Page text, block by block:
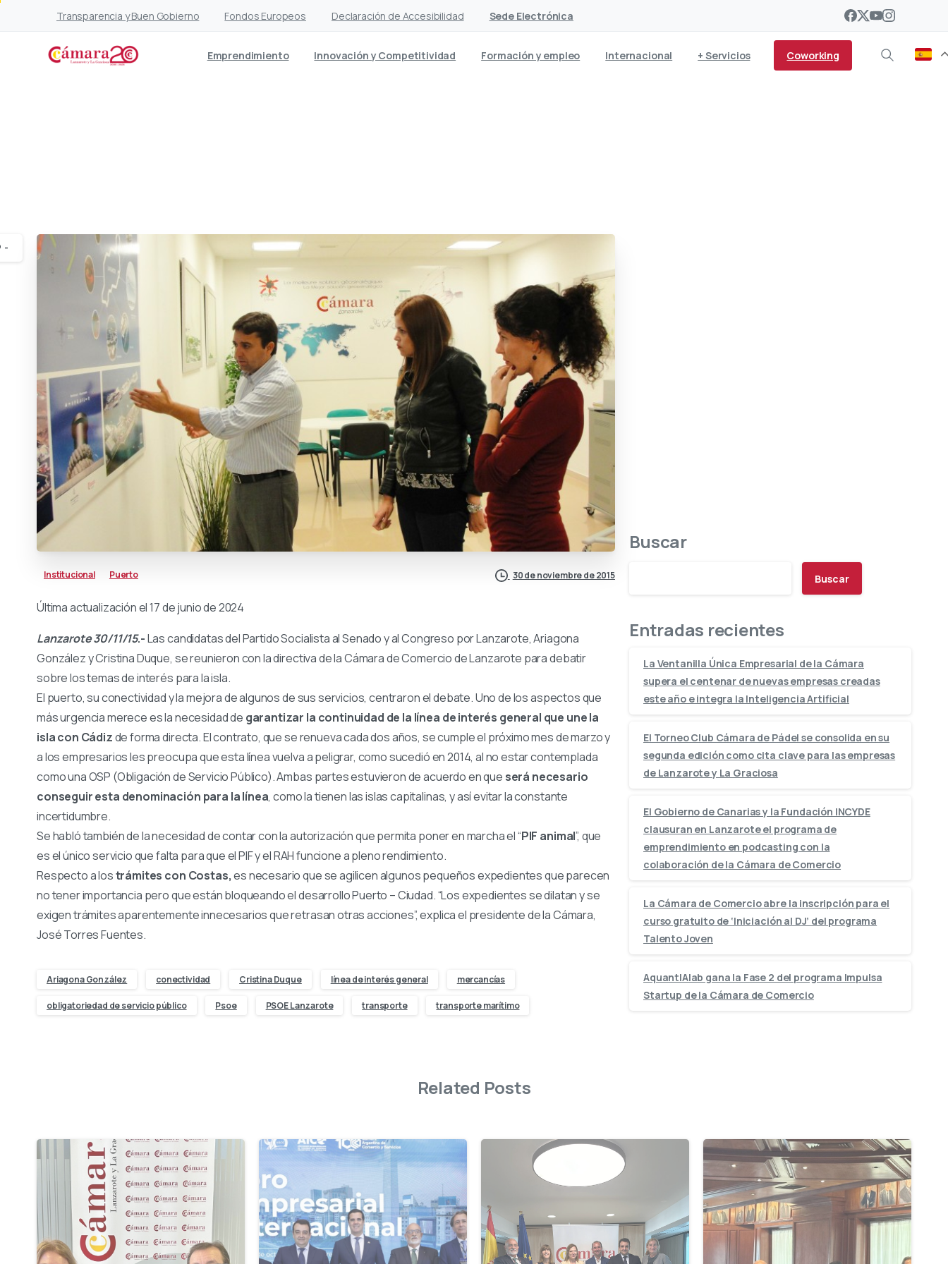
Transparencia y Buen Gobierno Fondos Europeos Declaración de Accesibilidad Sede Electrónica
Emprendimiento Innovación y Competitividad Formación y empleo Internacional + Servicios Coworking
Institucional Puerto 30 de noviembre de 2015
Última actualización el 17 de junio de 2024
Lanzarote 30/11/15.-Las candidatas del Partido Socialista al Senado y al Congreso por Lanzarote, Ariagona
González y Cristina Duque, se reunieron con la directiva de la Cámara de Comercio de Lanzarote para debatir
sobre los temas de interés para la isla.
El puerto, su conectividad y la mejora de algunos de sus servicios, centraron el debate. Uno de los aspectos que
más urgencia merece es la necesidad de garantizar la continuidad de la línea de interés general que une la
isla con Cádizde forma directa. El contrato, que se renueva cada dos años, se cumple el próximo mes de marzo y
a los empresarios les preocupa que esta línea vuelva a peligrar, como sucedió en 2014, al no estar contemplada
como una OSP (Obligación de Servicio Público). Ambas partes estuvieron de acuerdo en que será necesario
conseguir esta denominación para la línea, como la tienen las islas capitalinas, y así evitar la constante
incertidumbre.
Se habló también de la necesidad de contar con la autorización que permita poner en marcha el “PIF animal”, que
es el único servicio que falta para que el PIF y el RAH funcione a pleno rendimiento.
Respecto a lostrámites con Costas,es necesario que se agilicen algunos pequeños expedientes que parecen
no tener importancia pero que están bloqueando el desarrollo Puerto – Ciudad. “Los expedientes se dilatan y se
exigen trámites aparentemente innecesarios que retrasan otras acciones”, explica el presidente de la Cámara,
José Torres Fuentes.
Ariagona González conectividad Cristina Duque línea de interés general mercancías
obligatoriedad de servicio público Psoe PSOE Lanzarote transporte transporte marítimo
-
Buscar
Buscar
Entradas recientes
La Ventanilla Única Empresarial de la Cámara
supera el centenar de nuevas empresas creadas
este año e integra la Inteligencia Artificial
El Torneo Club Cámara de Pádel se consolida en su
segunda edición como cita clave para las empresas
de Lanzarote y La Graciosa
El Gobierno de Canarias y la Fundación INCYDE
clausuran en Lanzarote el programa de
emprendimiento en podcasting con la
colaboración de la Cámara de Comercio
La Cámara de Comercio abre la inscripción para el
curso gratuito de ‘Iniciación al DJ’ del programa
Talento Joven
AquantIAlab gana la Fase 2 del programa Impulsa
Startup de la Cámara de Comercio
Related Posts
- -